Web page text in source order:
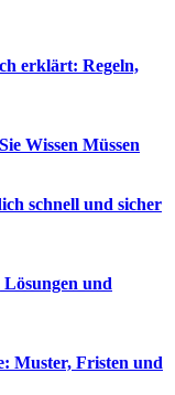
erklärt: Regeln,
Wissen Müssen
schnell und sicher
und
Muster, Fristen und